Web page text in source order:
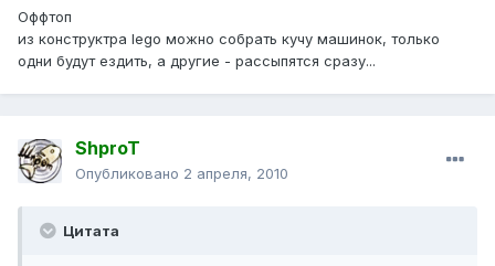
Оффтоп
из конструктра lego можно собрать кучу машинок, только
одни будут ездить, а другие - рассыпятся сразу...
ShproT
Опубликовано 2 апреля, 2010
Цитата